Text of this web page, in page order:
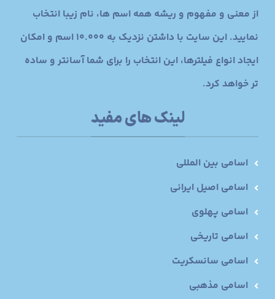
از معنی و مفهوم و ریشه همه اسم ها، نام زیبا انتخاب
نمایید. این سایت با داشتن نزدیک به 10.000 اسم و امکان
ایجاد انواع فیلترها، این انتخاب را برای شما آسانتر و ساده
تر خواهد کرد.
لینک های مفید
اسامی بین المللی
اسامی اصیل ایرانی
اسامی پهلوی
اسامی تاریخی
اسامی سانسکریت
اسامی مذهبی